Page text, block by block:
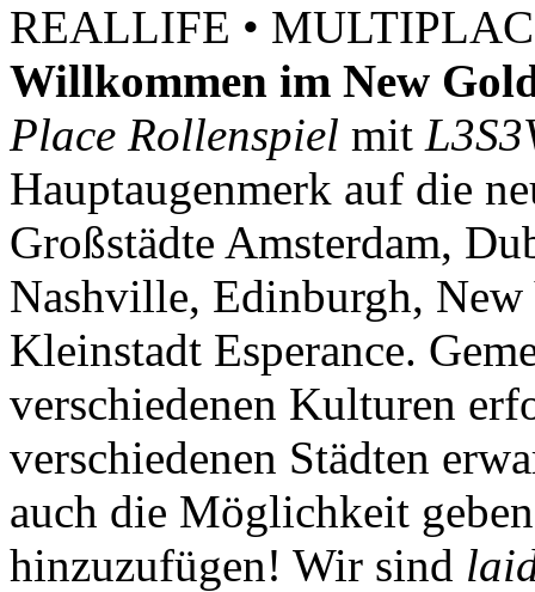
REALLIFE •
Willkommen im New
Place Rollenspiel mit
Hauptaugenmerk auf die
Großstädte Amsterdam,
Nashville, Edinburgh,
Kleinstadt Esperance.
verschiedenen Kulturen
verschiedenen Städten
auch die Möglichkeit
hinzuzufügen! Wir sind